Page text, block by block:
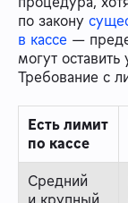
по закону
в кассе —
могут
Требование с
Есть лимит
по кассе
Средний